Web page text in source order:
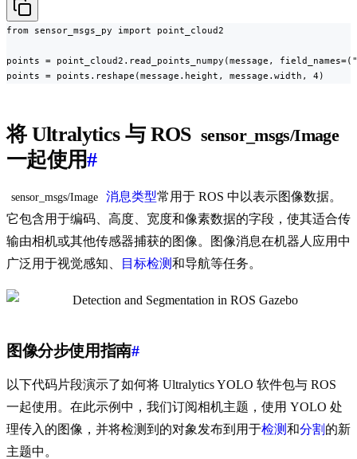
from sensor_msgs_py import point_cloud2
points = point_cloud2.read_points_numpy(message,
points = points.reshape(message.height, message.width, 4)
将 Ultralytics 与 ROS sensor_msgs/Image
一起使用#
sensor_msgs/Image 消息类型常用于 ROS 中以表示图像数据。
它包含用于编码、高度、宽度和像素数据的字段，使其适合传
输由相机或其他传感器捕获的图像。图像消息在机器人应用中
广泛用于视觉感知、
目标检测和导航等任务。
图像分步使用指南#
以下代码片段演示了如何将 Ultralytics YOLO 软件包与 ROS
一起使用。在此示例中，我们订阅相机主题，使用 YOLO 处
理传入的图像，并将检测到的对象发布到用于检测和分割 的新
主题中。